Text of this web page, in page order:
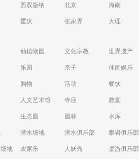
西双版纳 北京 海南
重庆 张家界 大理
动植物园 文化宗教 世界遗产
乐园 亲子 休闲娱乐
购物 活动 餐饮
人文艺术馆 寺庙 教堂
生态园 园林 水库
潜水场地 潜水俱乐部 攀岩俱乐部
地 农家乐 人妖秀 桌游俱乐部